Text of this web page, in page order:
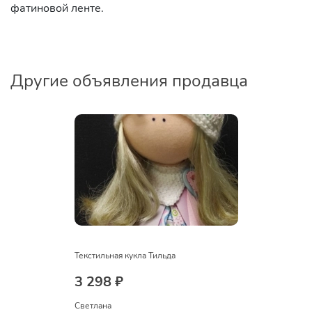
фатиновой ленте.
Другие объявления продавца
Текстильная кукла Тильда
3 298 ₽
Светлана